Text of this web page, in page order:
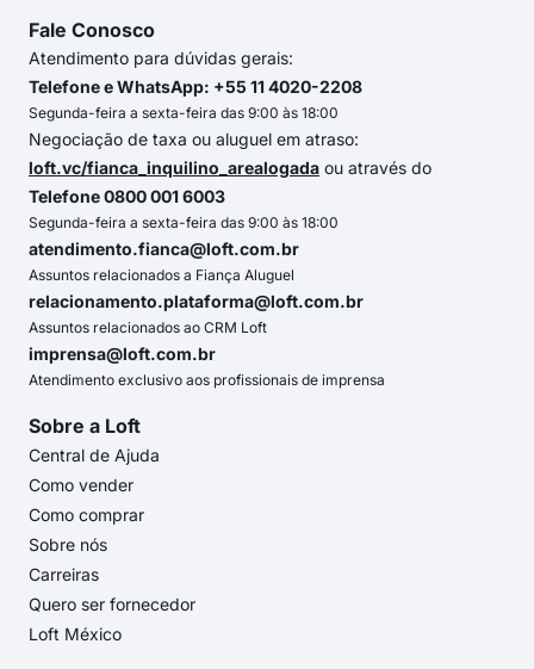
Fale Conosco
Atendimento para dúvidas gerais:
Telefone e WhatsApp: +55 11 4020-2208
Segunda-feira a sexta-feira das 9:00 às 18:00
Negociação de taxa ou aluguel em atraso:
loft.vc/fianca_inquilino_arealogada ou através do
Telefone 0800 001 6003
Segunda-feira a sexta-feira das 9:00 às 18:00
atendimento.fianca@loft.com.br
Assuntos relacionados a Fiança Aluguel
relacionamento.plataforma@loft.com.br
Assuntos relacionados ao CRM Loft
imprensa@loft.com.br
Atendimento exclusivo aos profissionais de imprensa
Sobre a Loft
Central de Ajuda
Como vender
Como comprar
Sobre nós
Carreiras
Quero ser fornecedor
Loft México